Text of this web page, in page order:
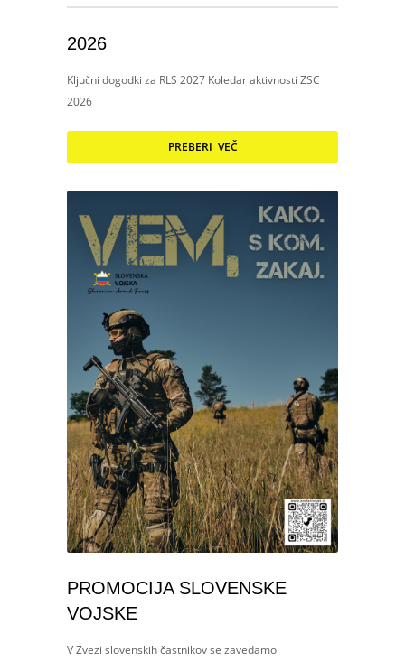
2026
Ključni dogodki za RLS 2027 Koledar aktivnosti ZSC
2026
PREBERI VEČ
PROMOCIJA SLOVENSKE
VOJSKE
V Zvezi slovenskih častnikov se zavedamo